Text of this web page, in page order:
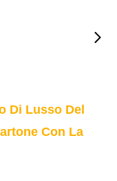
Di Lusso Del
Con La